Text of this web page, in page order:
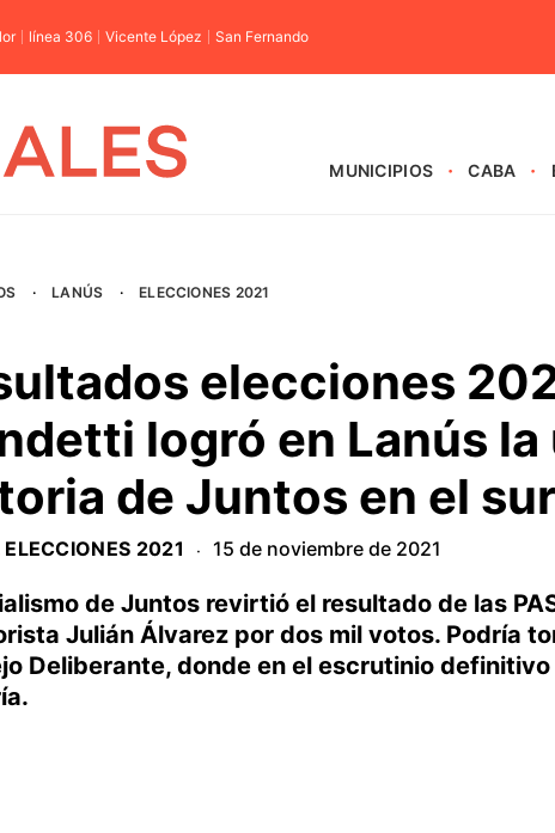
línea 306 Vicente López San Fernando
MUNICIPIOS CABA
· LANÚS · ELECCIONES 2021
elecciones
logró en Lanús la
de Juntos en el
ELECCIONES 2021 · 15 de noviembre de 2021
de Juntos revirtió el resultado de las
Julián Álvarez por dos mil votos. Podría
Deliberante, donde en el escrutinio